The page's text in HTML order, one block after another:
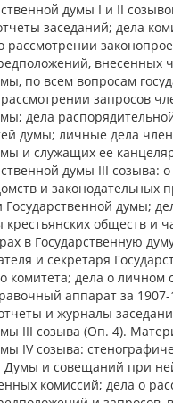
думы I и II
заседаний; дела
рассмотрении
внесенных
по всем вопросам
запросов
дела
думы; личные дела
и служащих ее
думы III созыва:
и законодательных
думы;
обществ и
в Государственную
и секретаря
комитета; дела о личном
аппарат за 1907-
и журналы
III созыва (Оп. 4).
IV созыва:
Думы и совещаний при
комиссий; дела о